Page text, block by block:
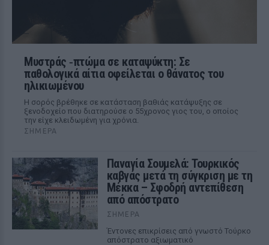
Μυστράς ‑πτώμα σε καταψύκτη: Σε
παθολογικά αίτια οφείλεται ο θάνατος του
ηλικιωμένου
Η σορός βρέθηκε σε κατάσταση βαθιάς κατάψυξης σε
ξενοδοχείο που διατηρούσε ο 55χρονος γιος του, ο οποίος
την είχε κλειδωμένη για χρόνια.
ΣΉΜΕΡΑ
Παναγία Σουμελά: Τουρκικός
καβγάς μετά τη σύγκριση με τη
Μέκκα – Σφοδρή αντεπίθεση
από απόστρατο
ΣΉΜΕΡΑ
Έντονες επικρίσεις από γνωστό Τούρκο
απόστρατο αξιωματικό